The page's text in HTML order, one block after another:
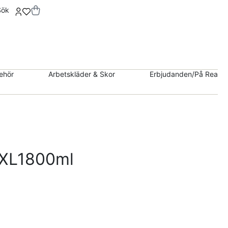
Arbetskläder & Skor Erbjudanden/På Rea